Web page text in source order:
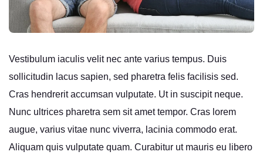
Vestibulum iaculis velit nec ante varius tempus. Duis
sollicitudin lacus sapien, sed pharetra felis facilisis sed.
Cras hendrerit accumsan vulputate. Ut in suscipit neque.
Nunc ultrices pharetra sem sit amet tempor. Cras lorem
augue, varius vitae nunc viverra, lacinia commodo erat.
Aliquam quis vulputate quam. Curabitur ut mauris eu libero